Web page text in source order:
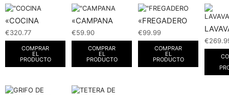
«COCINA
€320.77
COMPRAR
EL
PRODUCTO
«CAMPANA
€59.90
COMPRAR
EL
PRODUCTO
«FREGADERO
€99.99
COMPRAR
EL
PRODUCTO
€